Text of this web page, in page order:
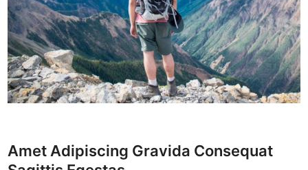
Amet Adipiscing Gravida Consequat